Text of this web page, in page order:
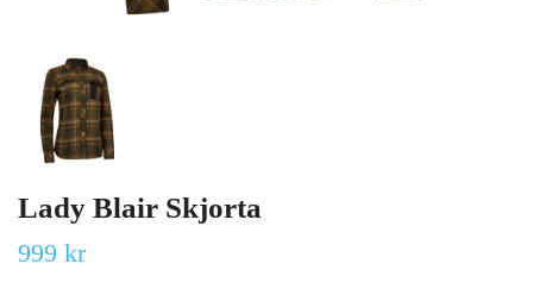
Lady Blair Skjorta
999 kr